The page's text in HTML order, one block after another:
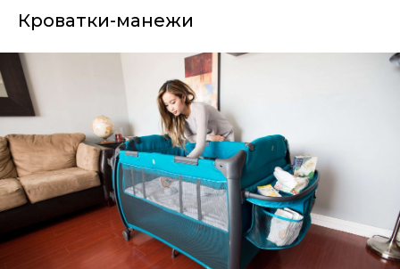
Кроватки-манежи